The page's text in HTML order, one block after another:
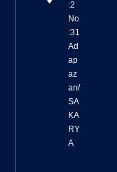
:2
No
:31
Ad
ap
az
arı/
SA
KA
RY
A